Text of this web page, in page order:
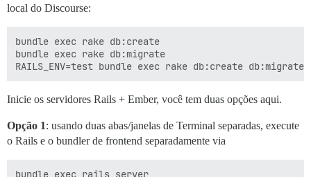
local do Discourse:
bundle exec rake db:create
bundle exec rake db:migrate
Inicie os servidores Rails + Ember, você tem duas opções aqui.
Opção 1: usando duas abas/janelas de Terminal separadas, execute
o Rails e o bundler de frontend separadamente via